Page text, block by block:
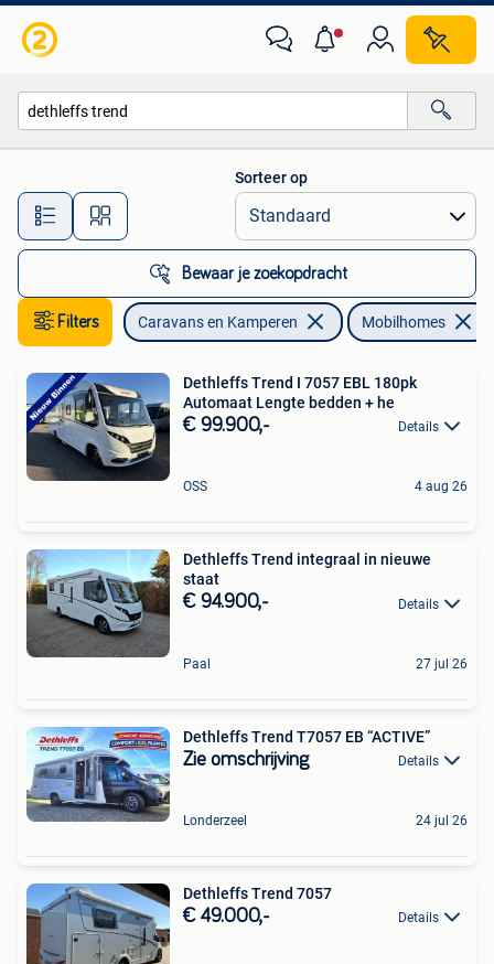
Alle afstanden…
Sorteer op
Bewaar je zoekopdracht
Filters Caravans en Kamperen Mobilhomes
Dethleffs Trend I 7057 EBL 180pk
Automaat Lengte bedden + he
€ 99.900,- Details
OSS 4 aug 26
Dethleffs Trend integraal in nieuwe
staat
€ 94.900,- Details
Paal 27 jul 26
Dethleffs Trend T7057 EB “ACTIVE”
Zie omschrijving Details
Londerzeel 24 jul 26
Dethleffs Trend 7057
€ 49.000,- Details